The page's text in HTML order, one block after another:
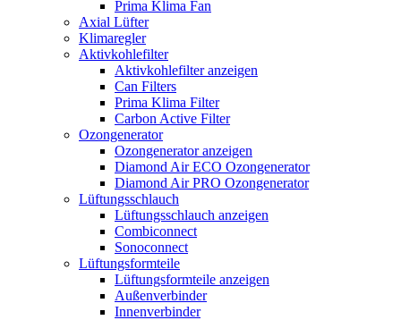
Prima Klima Fan
Axial Lüfter
Klimaregler
Aktivkohlefilter
Aktivkohlefilter anzeigen
Can Filters
Prima Klima Filter
Carbon Active Filter
Ozongenerator
Ozongenerator anzeigen
Diamond Air ECO Ozongenerator
Diamond Air PRO Ozongenerator
Lüftungsschlauch
Lüftungsschlauch anzeigen
Combiconnect
Sonoconnect
Lüftungsformteile
Lüftungsformteile anzeigen
Außenverbinder
Innenverbinder